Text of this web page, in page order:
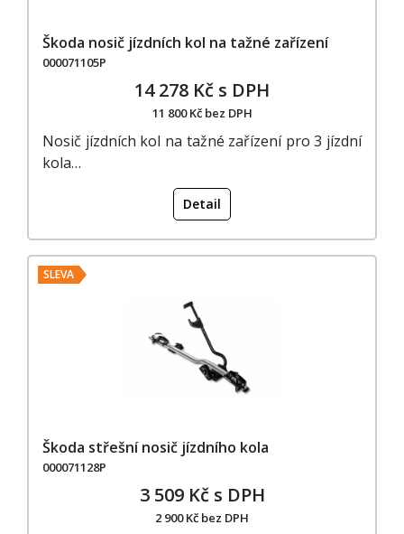
Škoda nosič jízdních kol na tažné zařízení
000071105P
14 278 Kč s DPH
11 800 Kč bez DPH
Nosič jízdních kol na tažné zařízení pro 3 jízdní
kola…
Detail
SLEVA
Škoda střešní nosič jízdního kola
000071128P
3 509 Kč s DPH
2 900 Kč bez DPH